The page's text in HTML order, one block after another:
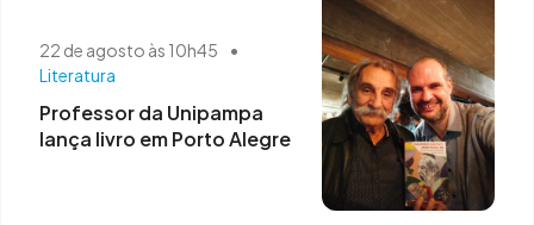
22 de agosto às 10h45
•
Literatura
Professor da Unipampa
lança livro em Porto Alegre